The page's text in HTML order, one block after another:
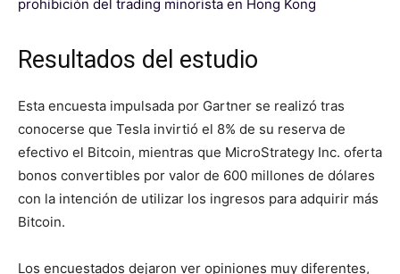
prohibición del trading minorista en Hong Kong
Resultados del estudio
Esta encuesta impulsada por Gartner se realizó tras
conocerse que Tesla invirtió el 8% de su reserva de
efectivo el Bitcoin, mientras que MicroStrategy Inc. oferta
bonos convertibles por valor de 600 millones de dólares
con la intención de utilizar los ingresos para adquirir más
Bitcoin.
Los encuestados dejaron ver opiniones muy diferentes,